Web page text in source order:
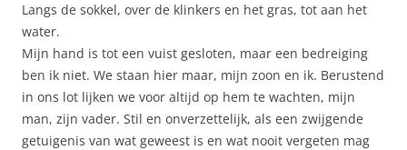
Langs de sokkel, over de klinkers en het gras, tot aan het
water.
Mijn hand is tot een vuist gesloten, maar een bedreiging
ben ik niet. We staan hier maar, mijn zoon en ik. Berustend
in ons lot lijken we voor altijd op hem te wachten, mijn
man, zijn vader. Stil en onverzettelijk, als een zwijgende
getuigenis van wat geweest is en wat nooit vergeten mag